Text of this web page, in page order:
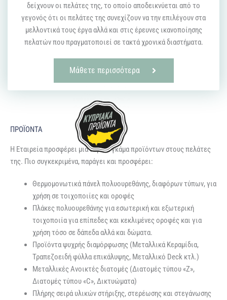
δείχνουν οι πελάτες της, το οποίο αποδεικνύεται από το
γεγονός ότι οι πελάτες της συνεχίζουν να την επιλέγουν στα
μελλοντικά τους έργα αλλά και στις έρευνες ικανοποίησης
πελατών που πραγματοποιεί σε τακτά χρονικά διαστήματα.
Μάθετε περισσότερα
ΠΡΟΪΌΝΤΑ
Η Εταιρεία προσφέρει μια ευρεία γκάμα προϊόντων στους πελάτες
της. Πιο συγκεκριμένα, παράγει και προσφέρει:
Θερμομονωτικά πάνελ πολυουρεθάνης, διαφόρων τύπων, για
χρήση σε τοιχοποιίες και οροφές
Πλάκες πολυουρεθάνης για εσωτερική και εξωτερική
τοιχοποιία για επίπεδες και κεκλιμένες οροφές και για
χρήση τόσο σε δάπεδα αλλά και δώματα.
Προϊόντα ψυχρής διαμόρφωσης (Μεταλλικά Κεραμίδια,
Τραπεζοειδή φύλλα επικάλυψης, Μεταλλικό Deck κτλ.)
Μεταλλικές Ανοικτές διατομές (Διατομές τύπου «Ζ»,
Διατομές τύπου «C», Δικτυώματα)
Πλήρης σειρά υλικών στήριξης, στερέωσης και στεγάνωσης